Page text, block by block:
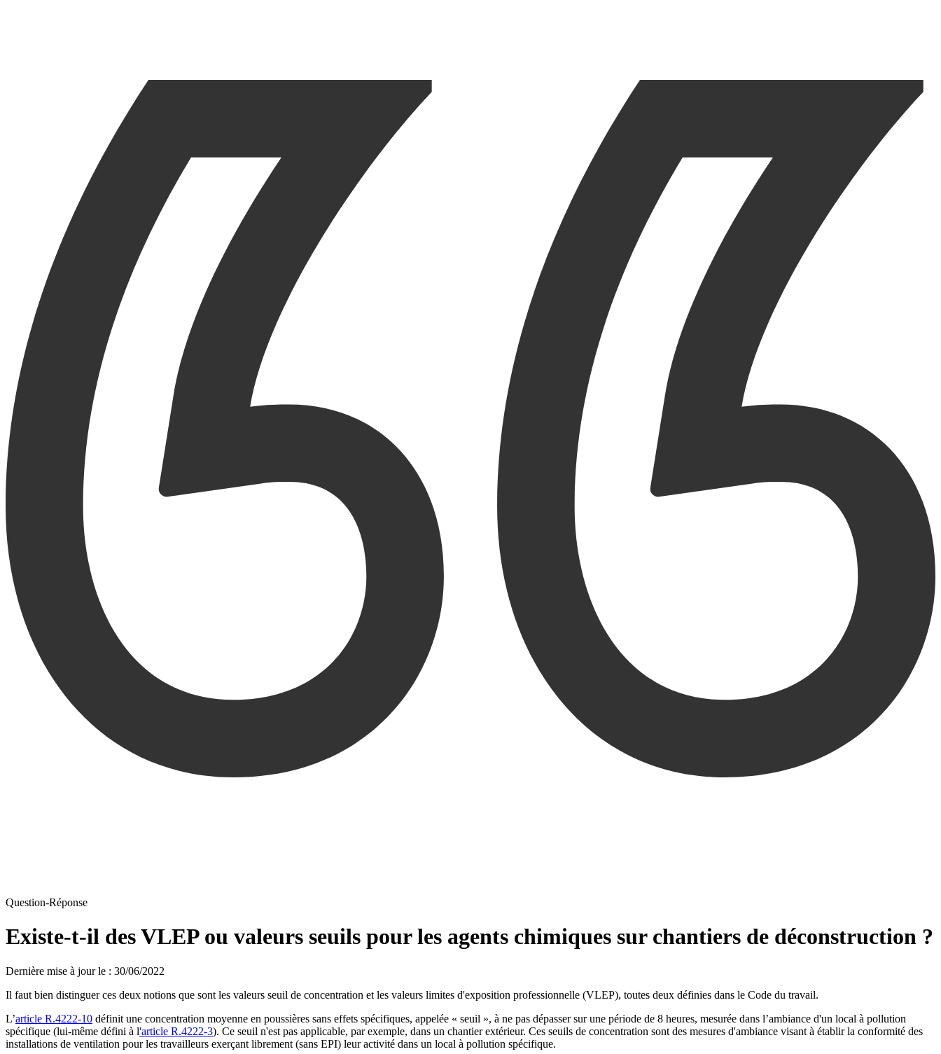
Question-Réponse
Existe-t-il des VLEP ou valeurs seuils pour les agents chimiques sur chantiers de déconstruction ?
Dernière mise à jour le : 30/06/2022
Il faut bien distinguer ces deux notions que sont les valeurs seuil de concentration et les valeurs limites d'exposition professionnelle (VLEP), toutes deux définies dans le Code du travail.
L’article R.4222-10 définit une concentration moyenne en poussières sans effets spécifiques, appelée « seuil », à ne pas dépasser sur une période de 8 heures, mesurée dans l’ambiance d'un local à pollution
spécifique (lui-même défini à l'article R.4222-3). Ce seuil n'est pas applicable, par exemple, dans un chantier extérieur. Ces seuils de concentration sont des mesures d'ambiance visant à établir la conformité des
installations de ventilation pour les travailleurs exerçant librement (sans EPI) leur activité dans un local à pollution spécifique.